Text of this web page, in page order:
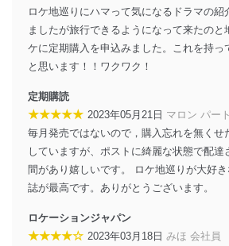
当社は、内部監査及びマネジメントレ
じて、個人情報保護マネジメントシス
善し、常に最良の状態を維持します。
苦情及び相談受付け窓口
貴殿の個人情報及び当社の個人情報保
ステムに関するご相談及び苦情につい
絡ください。
適切、かつ迅速に対応させていただき
株式会社富士山マガジンサービス 個
係
FAX：03-5459-7073
e-mail： cs@fujisan.co.jp
ロケ地巡りにハマって気になるドラマの紹
ましたが旅行できるようになって来たのと
ケに定期購入を申込みました。これを持っ
と思います！！ワクワク！
定期購読
★★★★★ 2023年05月21日 マロン パート
毎月発売ではないので，購入忘れを無くせ
していますが、ポストに綺麗な状態で配達
間があり嬉しいです。 ロケ地巡りが大好
誌が最高です。ありがとうございます。
ロケーションジャパン
★★★★☆ 2023年03月18日 みほ 会社員